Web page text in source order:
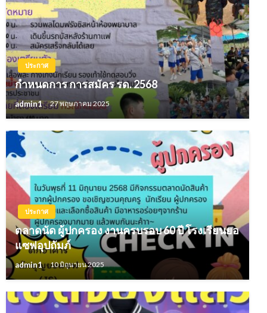
ประกาศ
กำหนดการ การสมัคร รด. 2568
admin1 27 พฤษภาคม 2025
ประกาศ
ตลาดนัด ผู้ปกครอง งานครบรอบ 60 ปี โรงเรียนยอ
แซฟอุปถัมภ์
admin1 10 มิถุนายน 2025